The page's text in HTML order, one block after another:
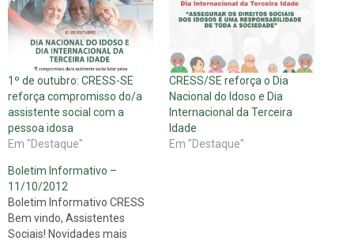
1º de outubro: CRESS-SE
reforça compromisso do/a
assistente social com a
pessoa idosa
Em "Destaque"
CRESS/SE reforça o Dia
Nacional do Idoso e Dia
Internacional da Terceira
Idade
Em "Destaque"
Boletim Informativo –
11/10/2012
Boletim Informativo CRESS
Bem vindo, Assistentes
Sociais! Novidades mais